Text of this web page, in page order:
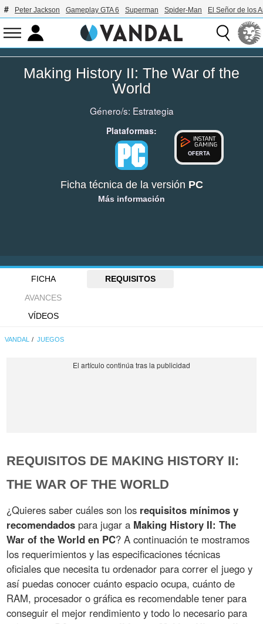
Peter Jackson Gameplay GTA 6 Superman Spider-Man El Señor de los
Making History II: The War of the
World
Género/s: Estrategia
Plataformas:
OFERTA
Ficha técnica de la versión PC
Más información
FICHA
REQUISITOS
AVANCES
VÍDEOS
VANDAL JUEGOS
REQUISITOS DE MAKING HISTORY II:
THE WAR OF THE WORLD
¿Quieres saber cuáles son los requisitos mínimos y
recomendados para jugar a Making History II: The
War of the World en PC? A continuación te mostramos
los requerimientos y las especificaciones técnicas
oficiales que necesita tu ordenador para correr el juego y
así puedas conocer cuánto espacio ocupa, cuánto de
RAM, procesador o gráfica es recomendable tener para
conseguir el mejor rendimiento y todo lo necesario para